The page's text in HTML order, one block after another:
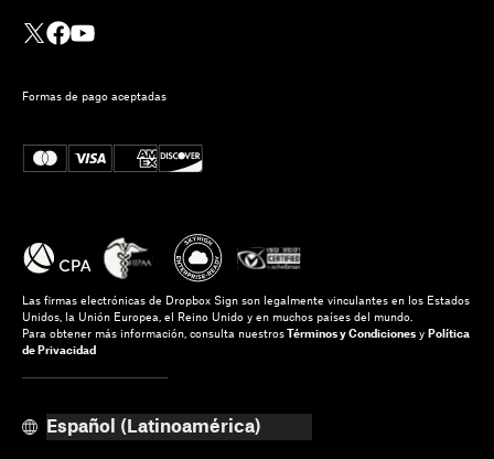
Formas de pago aceptadas
Las firmas electrónicas de Dropbox Sign son legalmente vinculantes en los Estados
Unidos, la Unión Europea, el Reino Unido y en muchos países del mundo.
Para obtener más información, consulta nuestros Términos y Condiciones y Política
de Privacidad